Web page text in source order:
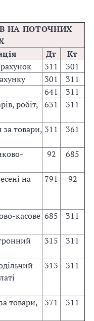
НА ПОТОЧНИХ
Дт
Кт
311
301
301
311
641
311
робіт, 631 311
товари, 311 361
92 685
на
791 92
касове 685 311
315 311
313 311
товари,
371 311